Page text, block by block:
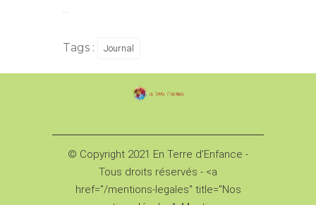
…
Tags : Journal
© Copyright 2021 En Terre d'Enfance -
Tous droits réservés - <a
href="/mentions-legales" title="Nos